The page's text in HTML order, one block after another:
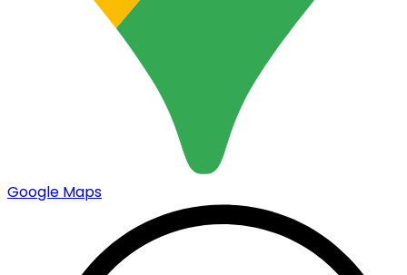
Google Maps